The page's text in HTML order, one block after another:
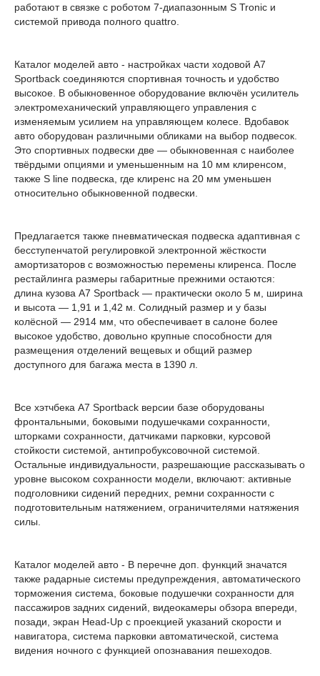
работают в связке с роботом 7-диапазонным S Tronic и
системой привода полного quattro.
Каталог моделей авто - настройках части ходовой A7
Sportback соединяются спортивная точность и удобство
высокое. В обыкновенное оборудование включён усилитель
электромеханический управляющего управления с
изменяемым усилием на управляющем колесе. Вдобавок
авто оборудован различными обликами на выбор подвесок.
Это спортивных подвески две — обыкновенная с наиболее
твёрдыми опциями и уменьшенным на 10 мм клиренсом,
также S line подвеска, где клиренс на 20 мм уменьшен
относительно обыкновенной подвески.
Предлагается также пневматическая подвеска адаптивная с
бесступенчатой регулировкой электронной жёсткости
амортизаторов с возможностью перемены клиренса. После
рестайлинга размеры габаритные прежними остаются:
длина кузова A7 Sportback — практически около 5 м, ширина
и высота — 1,91 и 1,42 м. Солидный размер и у базы
колёсной — 2914 мм, что обеспечивает в салоне более
высокое удобство, довольно крупные способности для
размещения отделений вещевых и общий размер
доступного для багажа места в 1390 л.
Все хэтчбека A7 Sportback версии базе оборудованы
фронтальными, боковыми подушечками сохранности,
шторками сохранности, датчиками парковки, курсовой
стойкости системой, антипробуксовочной системой.
Остальные индивидуальности, разрешающие рассказывать о
уровне высоком сохранности модели, включают: активные
подголовники сидений передних, ремни сохранности с
подготовительным натяжением, ограничителями натяжения
силы.
Каталог моделей авто - В перечне доп. функций значатся
также радарные системы предупреждения, автоматического
торможения система, боковые подушечки сохранности для
пассажиров задних сидений, видеокамеры обзора впереди,
позади, экран Head-Up с проекцией указаний скорости и
навигатора, система парковки автоматической, система
видения ночного с функцией опознавания пешеходов.